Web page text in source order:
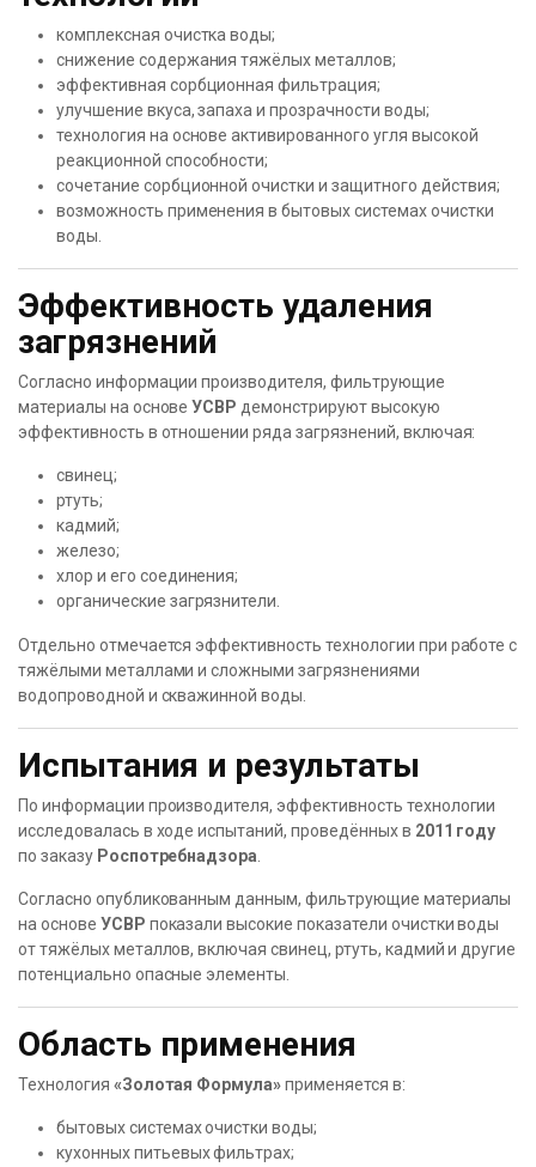
комплексная очистка воды;
снижение содержания тяжёлых металлов;
эффективная сорбционная фильтрация;
улучшение вкуса, запаха и прозрачности воды;
технология на основе активированного угля высокой
реакционной способности;
сочетание сорбционной очистки и защитного действия;
возможность применения в бытовых системах очистки
воды.
Эффективность удаления
загрязнений
Согласно информации производителя, фильтрующие
материалы на основеУСВР демонстрируют высокую
эффективность в отношении ряда загрязнений, включая:
свинец;
ртуть;
кадмий;
железо;
хлор и его соединения;
органические загрязнители.
Отдельно отмечается эффективность технологии при работе с
тяжёлыми металлами и сложными загрязнениями
водопроводной и скважинной воды.
Испытания и результаты
По информации производителя, эффективность технологии
исследовалась в ходе испытаний, проведённых в 2011 году
по заказу Роспотребнадзора
Согласно опубликованным данным, фильтрующие материалы
на основе УСВР показали высокие показатели очистки воды
от тяжёлых металлов, включая свинец, ртуть, кадмий и другие
потенциально опасные элементы.
Область применения
Технология «Золотая Формула»применяется в:
бытовых системах очистки воды;
кухонных питьевых фильтрах;